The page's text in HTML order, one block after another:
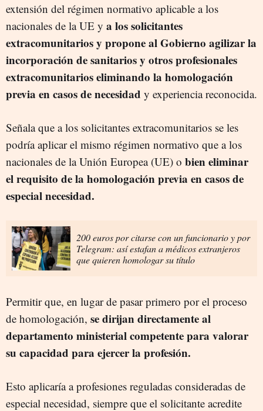
extensión del régimen normativo aplicable a los
nacionales de la UE y a los solicitantes
extracomunitarios y propone al Gobierno agilizar la
incorporación de sanitarios y otros profesionales
extracomunitarios eliminando la homologación
previa en casos de necesidad y experiencia reconocida.
Señala que a los solicitantes extracomunitarios se les
podría aplicar el mismo régimen normativo que a los
nacionales de la Unión Europea (UE) o bien eliminar
el requisito de la homologación previa en casos de
especial necesidad.
200 euros por citarse con un funcionario y por
Telegram: así estafan a médicos extranjeros
que quieren homologar su título
Permitir que, en lugar de pasar primero por el proceso
de homologación, se dirijan directamente al
departamento ministerial competente para valorar
su capacidad para ejercer la profesión.
Esto aplicaría a profesiones reguladas consideradas de
especial necesidad, siempre que el solicitante acredite